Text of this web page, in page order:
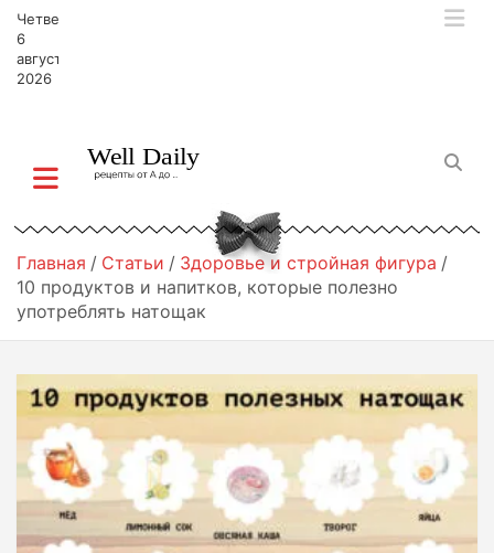
Четверг,
6
августа,
2026
Главная Статьи
Здоровье и стройная фигура
10 продуктов и напитков, которые полезно
употреблять натощак